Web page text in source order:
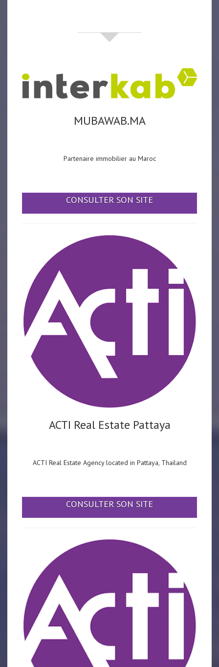
MUBAWAB.MA
Partenaire immobilier au Maroc
CONSULTER SON SITE
ACTI Real Estate Pattaya
ACTI Real Estate Agency located in Pattaya, Thailand
CONSULTER SON SITE